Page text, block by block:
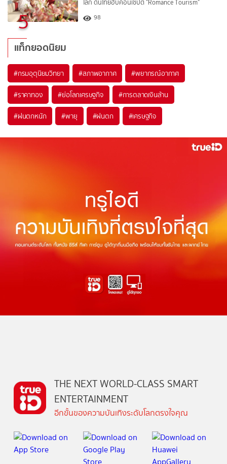
5
โลก ดันไทยฮับคอนเซปต์ "Romance Tourism"
98
แท็กยอดนิยม
#กรมอุตุนิยมวิทยา #สภาพอากาศ #พยากรณ์อากาศ
#ราคาทอง #ย่อโลกเศรษฐกิจ #การตลาดเงินล้าน
#ฝนตกหนัก #พายุ #ฝนตก #เศรษฐกิจ
THE NEXT WORLD-CLASS SMART
ENTERTAINMENT
อีกขั้นของความบันเทิงระดับโลกตรงใจคุณ